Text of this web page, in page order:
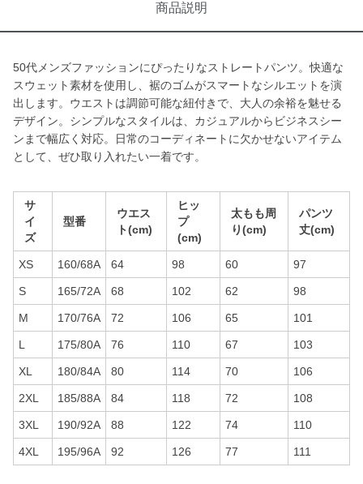
商品説明
50代メンズファッションにぴったりなストレートパンツ。快適な
スウェット素材を使用し、裾のゴムがスマートなシルエットを演
出します。ウエストは調節可能な紐付きで、大人の余裕を魅せる
デザイン。シンプルなスタイルは、カジュアルからビジネスシー
ンまで幅広く対応。日常のコーディネートに欠かせないアイテム
として、ぜひ取り入れたい一着です。
サ
イ
ズ
型番
ウエス
ト(cm)
ヒッ
プ
(cm)
太もも周
り(cm)
パンツ
丈(cm)
XS 160/68A 64 98 60 97
S 165/72A 68 102 62 98
M 170/76A 72 106 65 101
L 175/80A 76 110 67 103
XL 180/84A 80 114 70 106
2XL 185/88A 84 118 72 108
3XL 190/92A 88 122 74 110
4XL 195/96A 92 126 77 111